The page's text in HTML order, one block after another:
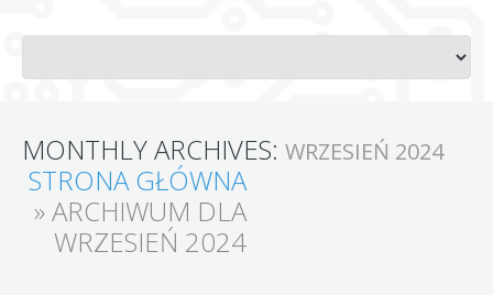
MONTHLY ARCHIVES: WRZESIEŃ 2024
STRONA GŁÓWNA
»ARCHIWUM DLA
WRZESIEŃ 2024